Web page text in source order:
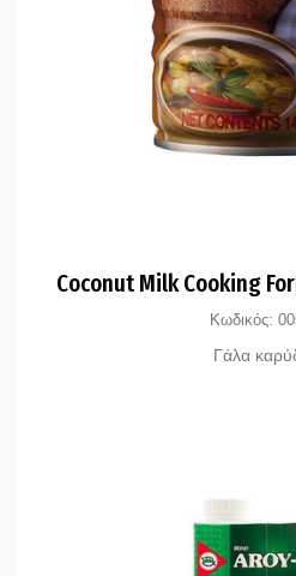
Coconut Milk Cooking
Κωδικός:
Γάλα